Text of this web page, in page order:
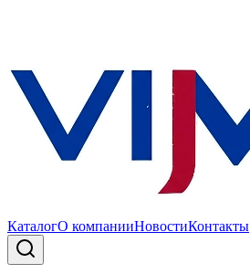
КаталогО компанииНовостиКонтакты